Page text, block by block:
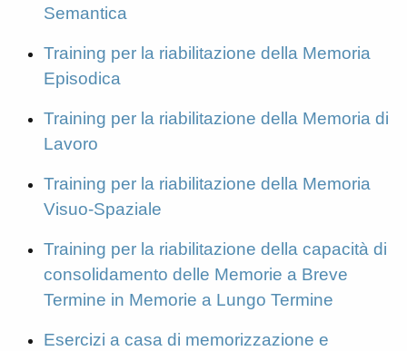
Semantica
Training per la riabilitazione della Memoria
Episodica
Training per la riabilitazione della Memoria di
Lavoro
Training per la riabilitazione della Memoria
Visuo-Spaziale
Training per la riabilitazione della capacità di
consolidamento delle Memorie a Breve
Termine in Memorie a Lungo Termine
Esercizi a casa di memorizzazione e